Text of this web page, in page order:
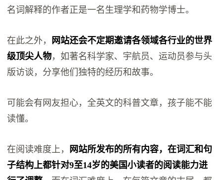
名词解释的作者正是一名生理学和药物学博士。
在此之外，
网站还会不定期邀请各领域各行业的世界
级顶尖人物，如著名科学家、宇航员、运动员参与头
版访谈，分享他们独特的经历和故事。
可能会有网友担心，全英文的科普文章，孩子能不能
读懂。
在阅读难度上，
网站所发布的所有内容，在词汇和句
子结构上都针对9至14岁的美国小读者的阅读能力进